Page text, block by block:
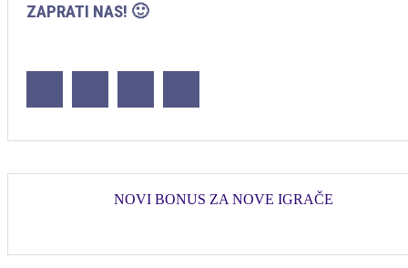
ZAPRATI NAS! 🙂
NOVI BONUS ZA NOVE IGRAČE